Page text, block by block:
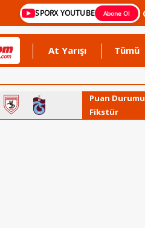
SPORX YOUTUBE Abone Ol
At Yarışı Tümü
Puan Durumu
Fikstür